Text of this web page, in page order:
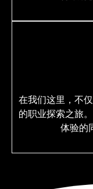
在我们这里，不
的职业探索之旅
体验的